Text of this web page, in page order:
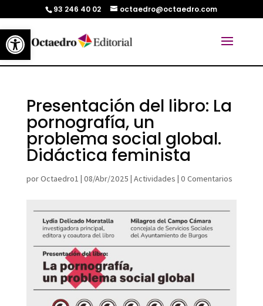
Abrir barra de herramientas
93 246 40 02 octaedro@octaedro.com
Presentación del libro: La
pornografía, un
problema social global.
Didáctica feminista
porOctaedro1 | 08/Abr/2025 | Actividades | 0 Comentarios